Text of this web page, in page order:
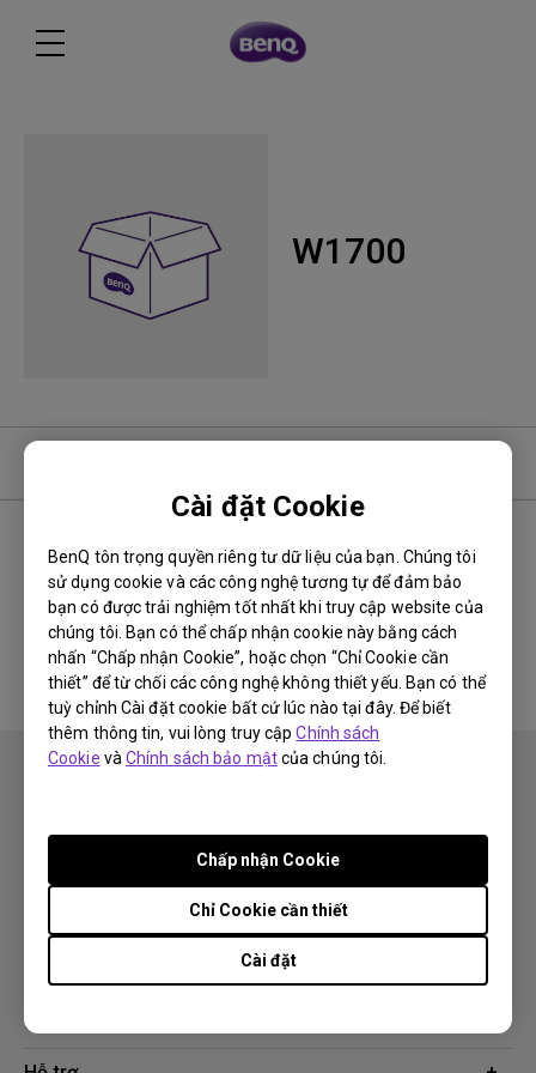
Cài đặt Cookie
BenQ tôn trọng quyền riêng tư dữ liệu của bạn. Chúng tôi
sử dụng cookie và các công nghệ tương tự để đảm bảo
bạn có được trải nghiệm tốt nhất khi truy cập website của
chúng tôi. Bạn có thể chấp nhận cookie này bằng cách
nhấn “Chấp nhận Cookie”, hoặc chọn “Chỉ Cookie cần
thiết” để từ chối các công nghệ không thiết yếu. Bạn có thể
tuỳ chỉnh Cài đặt cookie bất cứ lúc nào tại đây. Để biết
thêm thông tin, vui lòng truy cậpChính sách
Cookie vàChính sách bảo mậtcủa chúng tôi.
Cài đặt
Chỉ Cookie cần thiết
Chấp nhận Cookie
W1700
Không có phần mềm &amp; phần
mềm điều khiển liên quan
Giải pháp công nghệ
Chuyên gia BenQ AQCOLOR